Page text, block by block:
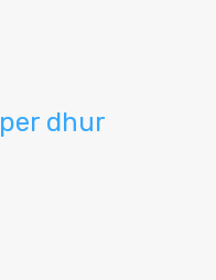
dhur